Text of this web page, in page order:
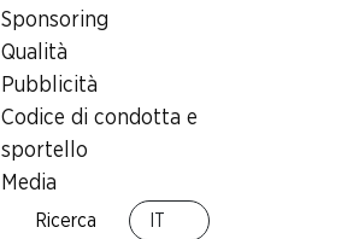
Sponsoring
Qualità
Pubblicità
Codice di condotta e
sportello
Media
Ricerca